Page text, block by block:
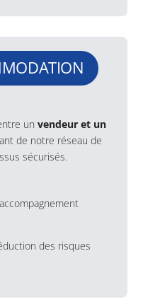
unvendeur et un
de notre réseau de
sécurisés.
des risques